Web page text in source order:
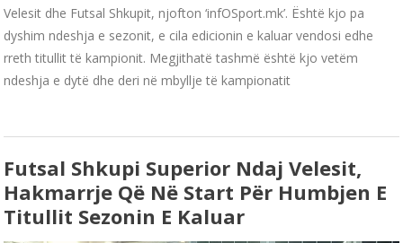
Velesit dhe Futsal Shkupit, njofton ‘infOSport.mk’. Është kjo pa
dyshim ndeshja e sezonit, e cila edicionin e kaluar vendosi edhe
rreth titullit të kampionit. Megjithatë tashmë është kjo vetëm
ndeshja e dytë dhe deri në mbyllje të kampionatit
Futsal Shkupi Superior Ndaj Velesit,
Hakmarrje Që Në Start Për Humbjen E
Titullit Sezonin E Kaluar